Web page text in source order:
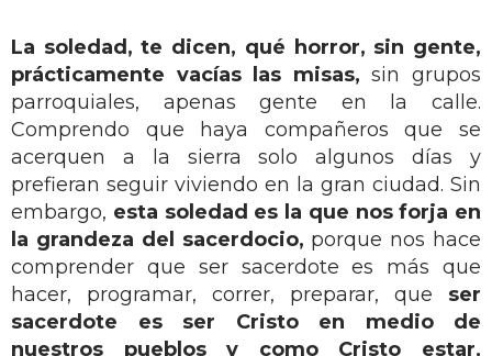
La soledad, te dicen, qué horror, sin gente,
prácticamente vacías las misas, sin grupos
parroquiales, apenas gente en la calle.
Comprendo que haya compañeros que se
acerquen a la sierra solo algunos días y
prefieran seguir viviendo en la gran ciudad. Sin
embargo, esta soledad es la que nos forja en
la grandeza del sacerdocio, porque nos hace
comprender que ser sacerdote es más que
hacer, programar, correr, preparar, que ser
sacerdote es ser Cristo en medio de
nuestros pueblos y como Cristo estar,